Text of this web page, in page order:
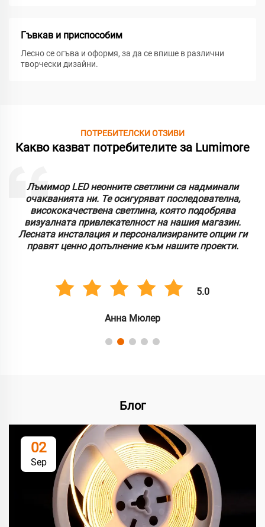
Гъвкав и приспособим
Лесно се огъва и оформя, за да се впише в различни
творчески дизайни.
ПОТРЕБИТЕЛСКИ ОТЗИВИ
Какво казват потребителите за Lumimore
Лъмимор LED неонните светлини са надминали
очакванията ни. Те осигуряват последователна,
висококачествена светлина, която подобрява
визуалната привлекателност на нашия магазин.
Лесната инсталация и персонализираните опции ги
правят ценно допълнение към нашите проекти.
5.0
Анна Мюлер
Блог
02
Sep